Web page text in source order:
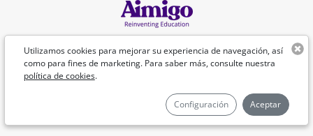
Utilizamos cookies para mejorar su experiencia de navegación, así
como para fines de marketing. Para saber más, consulte nuestra
política de cookies.
Configuración Aceptar
Español